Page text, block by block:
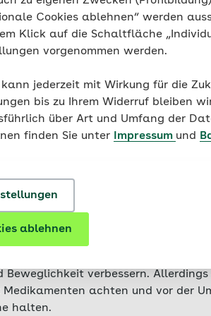
Cookies ablehnen“ werden
Klick auf die Schaltfläche
vorgenommen werden.
kann jederzeit mit Wirkung für die
bis zu Ihrem Widerruf bleiben
über Art und Umfang der
finden Sie unter
Impressum und
ablehnen
gesund: Ingwer
im 12. Jahrhundert als
Chinesischen Medizin
bewiesen sind diese
Linderung bringen. Ähnliche
Effekt auch
Beweglichkeit verbessern.
achten und vor der
halten.